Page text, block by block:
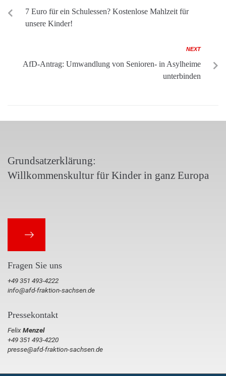
7 Euro für ein Schulessen? Kostenlose Mahlzeit für
unsere Kinder!
NEXT
AfD-Antrag: Umwandlung von Senioren- in Asylheime
unterbinden
Grundsatzerklärung:
Willkommenskultur für Kinder in ganz Europa
Fragen Sie uns
+49 351 493-4222
info@afd-fraktion-sachsen.de
Pressekontakt
FelixMenzel
+49 351 493-4220
presse@afd-fraktion-sachsen.de